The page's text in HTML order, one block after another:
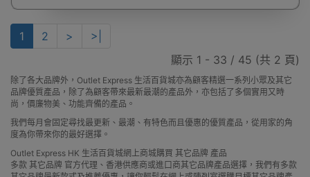
1 2 >
>|
顯示 1 - 33 / 45 (共 2 頁)
除了各大品牌外，Outlet Express 生活百貨城亦為顧客精選一系列小眾及其它
品牌優質產品，除了為顧客帶來最新最潮的產品外，亦包括了多個實用又時
尚，價廉物美、功能齊備的產品。
我們每月會固定尋找最更新、最潮、有特色而且優惠的優質產品，從用家的角
度為你帶來你的最好選擇。
Outlet Express HK 生活百貨城網上商城購買 其它品牌 產品
多款 其它品牌 官方代理、香港供應商或進口商其它品牌產品選擇，我們有多款